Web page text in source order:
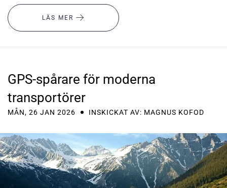
LÄS MER
GPS-spårare för moderna
transportörer
MÅN, 26 JAN 2026 INSKICKAT AV: MAGNUS KOFOD